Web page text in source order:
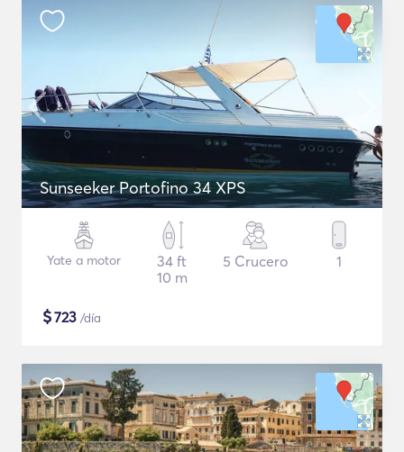
Sunseeker Portofino 34 XPS
Yate a motor
34 ft
10 m
5 Crucero 1
$723 /día